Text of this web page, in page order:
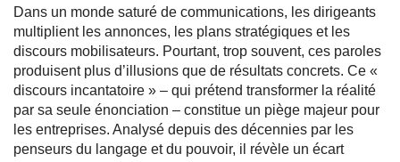
Dans un monde saturé de communications, les dirigeants
multiplient les annonces, les plans stratégiques et les
discours mobilisateurs. Pourtant, trop souvent, ces paroles
produisent plus d’illusions que de résultats concrets. Ce «
discours incantatoire » – qui prétend transformer la réalité
par sa seule énonciation – constitue un piège majeur pour
les entreprises. Analysé depuis des décennies par les
penseurs du langage et du pouvoir, il révèle un écart